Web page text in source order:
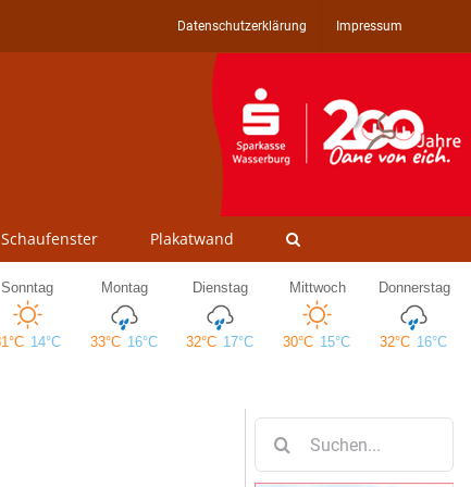
Datenschutzerklärung Impressum
Schaufenster Plakatwand
nach: